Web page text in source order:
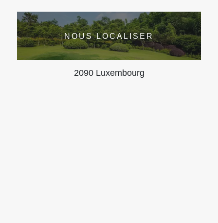
NOUS LOCALISER
2090 Luxembourg